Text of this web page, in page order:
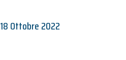
18 Ottobre 2022